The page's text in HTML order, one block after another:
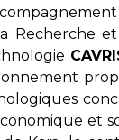
Recherche
et